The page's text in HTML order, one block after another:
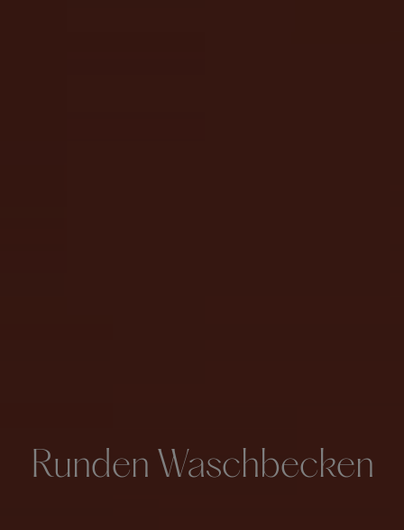
Runden Waschbecken